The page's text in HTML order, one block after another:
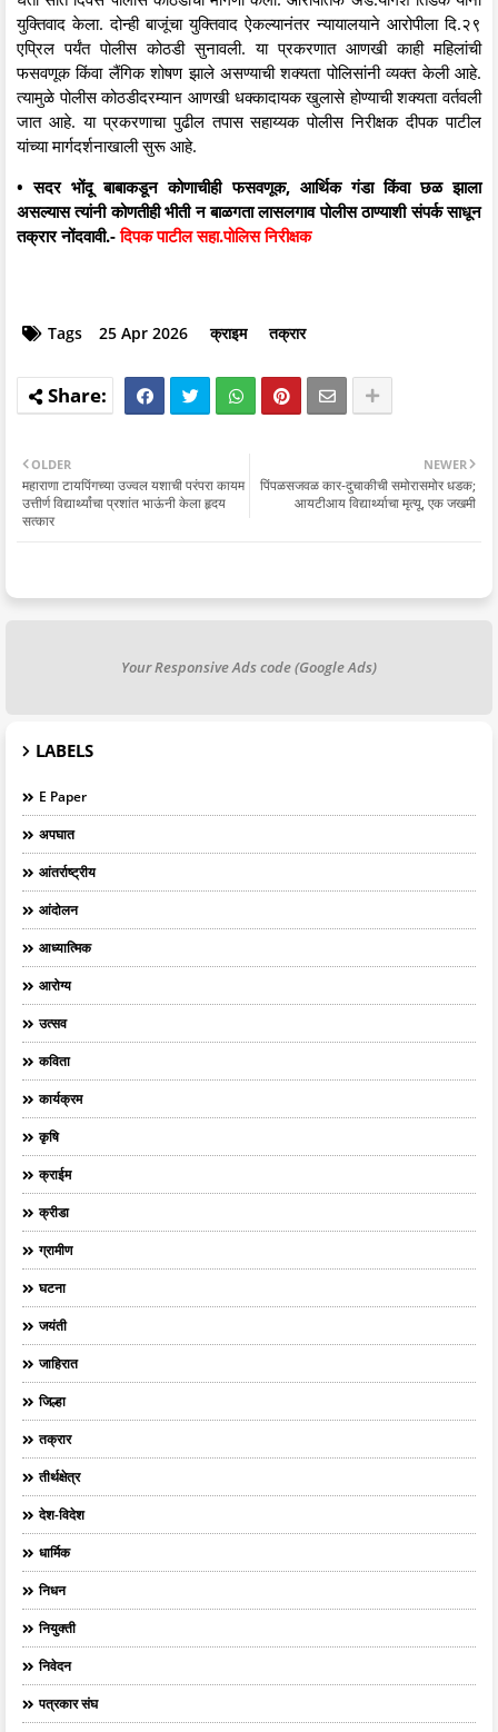
युक्तिवाद केला. दोन्ही बाजूंचा युक्तिवाद ऐकल्यानंतर न्यायालयाने आरोपीला दि.२९
एप्रिल पर्यंत पोलीस कोठडी सुनावली. या प्रकरणात आणखी काही महिलांची
फसवणूक किंवा लैंगिक शोषण झाले असण्याची शक्यता पोलिसांनी व्यक्त केली आहे.
त्यामुळे पोलीस कोठडीदरम्यान आणखी धक्कादायक खुलासे होण्याची शक्यता वर्तवली
जात आहे. या प्रकरणाचा पुढील तपास सहाय्यक पोलीस निरीक्षक दीपक पाटील
यांच्या मार्गदर्शनाखाली सुरू आहे.
• सदर भोंदू बाबाकडून कोणाचीही फसवणूक, आर्थिक गंडा किंवा छळ झाला
असल्यास त्यांनी कोणतीही भीती न बाळगता लासलगाव पोलीस ठाण्याशी संपर्क साधून
तक्रार नोंदवावी.-दिपक पाटील सहा.पोलिस निरीक्षक
Tags 25 Apr 2026 क्राइम तक्रार
NEWER
पिंपळसजवळ कार-दुचाकीची समोरासमोर धडक;
आयटीआय विद्यार्थ्याचा मृत्यू, एक जखमी
OLDER
महाराणा टायपिंगच्या उज्वल यशाची परंपरा कायम
उत्तीर्ण विद्यार्थ्यांचा प्रशांत भाऊंनी केला हृदय
सत्कार
Your Responsive Ads code (Google Ads)
LABELS
E Paper
अपघात
आंतर्राष्ट्रीय
आंदोलन
आध्यात्मिक
आरोग्य
उत्सव
कविता
कार्यक्रम
कृषि
क्राईम
क्रीडा
ग्रामीण
घटना
जयंती
जाहिरात
जिल्हा
तक्रार
तीर्थक्षेत्र
देश-विदेश
धार्मिक
निधन
नियुक्ती
निवेदन
पत्रकार संघ